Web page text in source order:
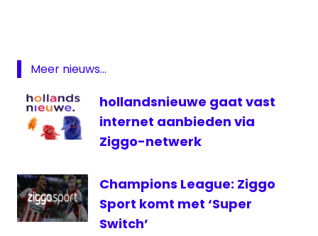
https://t.co/PHXJExGJr7
heerenveen-groningen
pic.twitter.com/xUjJtuydFA
— Kabelnoord (@Kabelnoord)
Sports
Sports
Eredivisie
groningen
Kabelnoord
Motorsport.tv
Meer nieuws...
hollandsnieuwe gaat vast
internet aanbieden via
Ziggo-netwerk
Champions League: Ziggo
Sport komt met ‘Super
Switch’